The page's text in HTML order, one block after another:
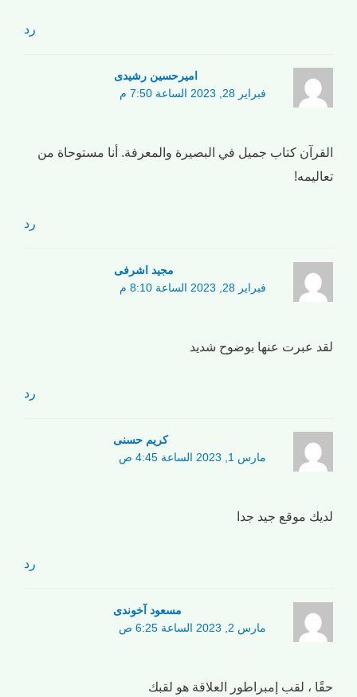
رد
امیرحسین رشیدی
فبراير 28, 2023 الساعة 7:50 م
القرآن كتاب جميل في البصيرة والمعرفة. أنا مستوحاة من
تعاليمه!
رد
مجید اشرفی
فبراير 28, 2023 الساعة 8:10 م
لقد عبرت عنها بوضوح شديد
رد
کریم حسنی
مارس 1, 2023 الساعة 4:45 ص
لديك موقع جيد جدا
رد
مسعود آخوندی
مارس 2, 2023 الساعة 6:25 ص
حقًا ، لقب إمبراطور العلاقة هو لقبك